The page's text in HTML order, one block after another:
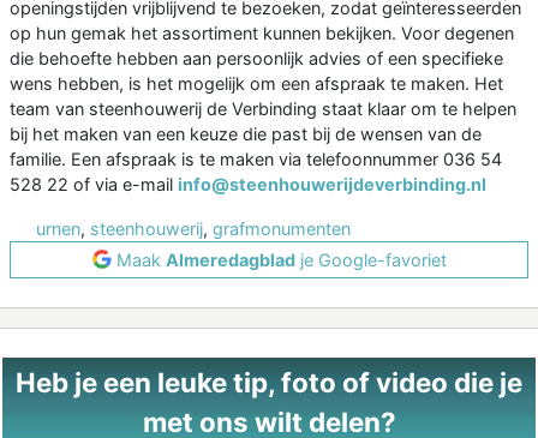
openingstijden vrijblijvend te bezoeken, zodat geïnteresseerden
op hun gemak het assortiment kunnen bekijken. Voor degenen
die behoefte hebben aan persoonlijk advies of een specifieke
wens hebben, is het mogelijk om een afspraak te maken. Het
team van steenhouwerij de Verbinding staat klaar om te helpen
bij het maken van een keuze die past bij de wensen van de
familie. Een afspraak is te maken via telefoonnummer 036 54
528 22 of via e-mail info@steenhouwerijdeverbinding.nl
urnen, steenhouwerij, grafmonumenten
Maak Almeredagbladje Google-favoriet
Heb je een leuke tip, foto of video die je
met ons wilt delen?